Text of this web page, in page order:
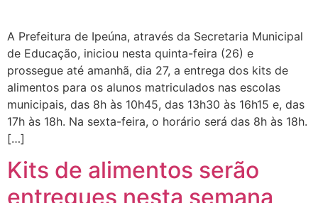
A Prefeitura de Ipeúna, através da Secretaria Municipal
de Educação, iniciou nesta quinta-feira (26) e
prossegue até amanhã, dia 27, a entrega dos kits de
alimentos para os alunos matriculados nas escolas
municipais, das 8h às 10h45, das 13h30 às 16h15 e, das
17h às 18h. Na sexta-feira, o horário será das 8h às 18h.
[…]
Kits de alimentos serão
entregues nesta semana